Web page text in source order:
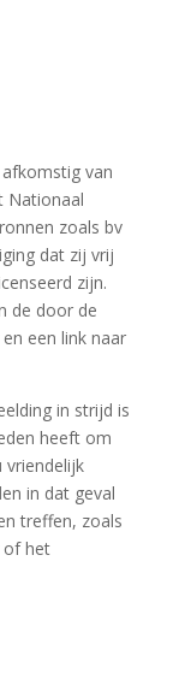
van
Nationaal
zoals bv
dat zij vrij
zijn.
de door de
een link naar
in strijd is
heeft om
vriendelijk
in dat geval
treffen, zoals
of het